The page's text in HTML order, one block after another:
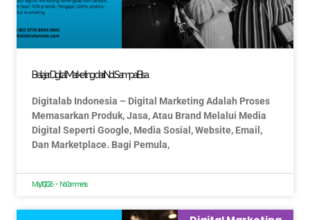
Belajar Digital Marketing dari Nol Sampai Bisa
Digitalab Indonesia – Digital Marketing Adalah Proses
Memasarkan Produk, Jasa, Atau Brand Melalui Media
Digital Seperti Google, Media Sosial, Website, Email,
Dan Marketplace. Bagi Pemula,
May 10, 2026 No Comments